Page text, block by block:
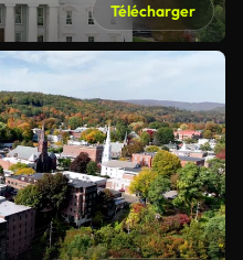
Télécharger